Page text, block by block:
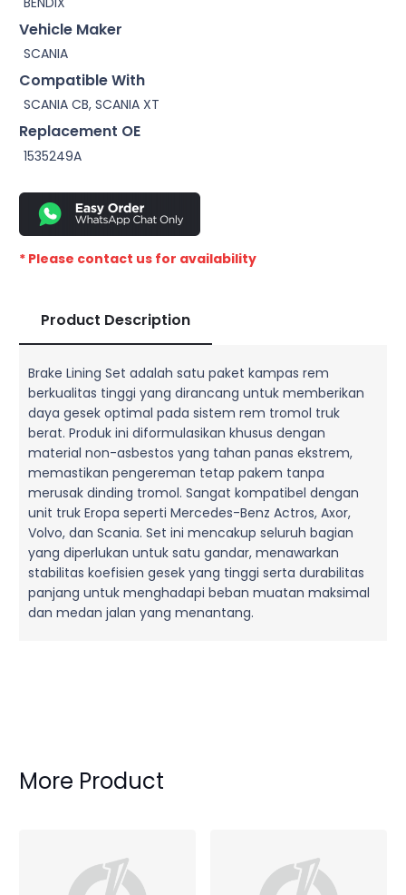
Vehicle Maker
SCANIA
Compatible With
SCANIA CB, SCANIA XT
Replacement OE
1535249A
* Please contact us for availability
Product Description
Brake Lining Set adalah satu paket kampas rem
berkualitas tinggi yang dirancang untuk memberikan
daya gesek optimal pada sistem rem tromol truk
berat. Produk ini diformulasikan khusus dengan
material non-asbestos yang tahan panas ekstrem,
memastikan pengereman tetap pakem tanpa
merusak dinding tromol. Sangat kompatibel dengan
unit truk Eropa seperti Mercedes-Benz Actros, Axor,
Volvo, dan Scania. Set ini mencakup seluruh bagian
yang diperlukan untuk satu gandar, menawarkan
stabilitas koefisien gesek yang tinggi serta durabilitas
panjang untuk menghadapi beban muatan maksimal
dan medan jalan yang menantang.
More Product